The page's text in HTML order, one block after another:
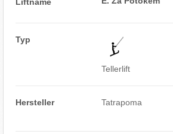
Liftname
Typ
Tellerlift
Hersteller Tatrapoma